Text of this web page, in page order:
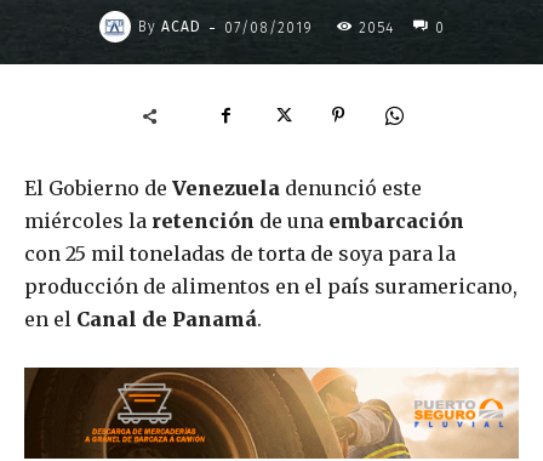
By ACAD - 07/08/2019 2054 0
El Gobierno de Venezuela denunció este
miércoles la retención de una embarcación
con 25 mil toneladas de torta de soya para la
producción de alimentos en el país suramericano,
en el Canal de Panamá.